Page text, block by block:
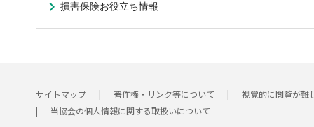
損害保険お役立ち情報
サイトマップ 著作権・リンク等について
視覚的に閲覧が難
当協会の個人情報に関する取扱いについて